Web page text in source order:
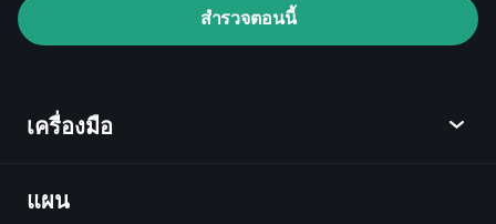
Playtrade Tournaments
โบรกเกอร์ที่แนะนำ
สำรวจตอนนี้
เครื่องมือ
ค้นพบ
แผน